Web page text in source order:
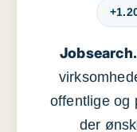
offentlige og
der